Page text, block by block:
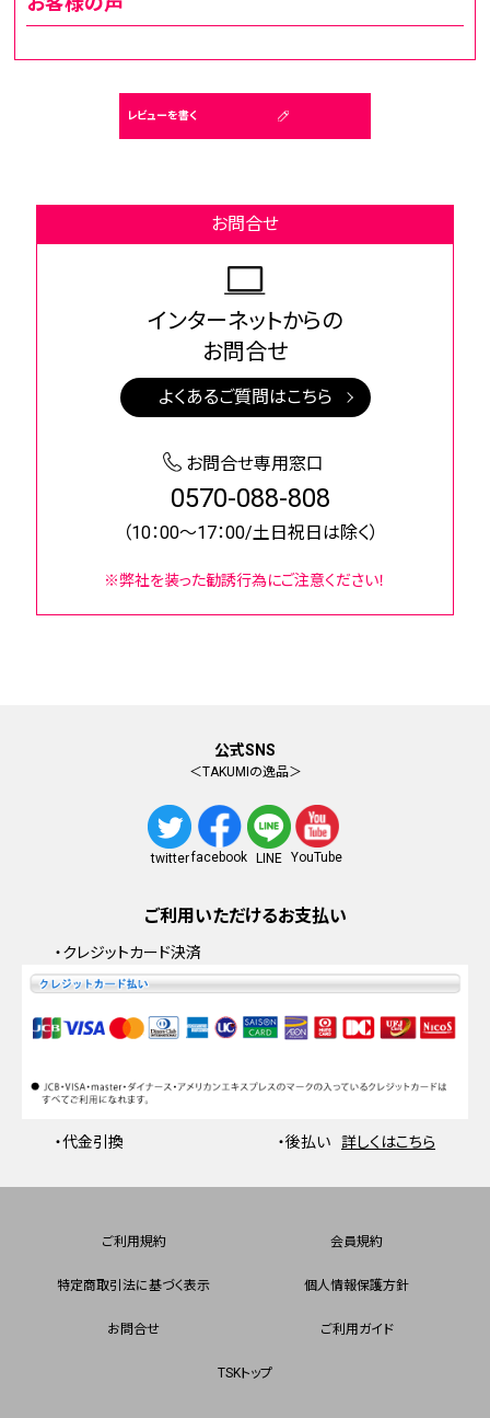
レビューを書く
お問合せ
インターネットからの
お問合せ
よくあるご質問はこちら
お問合せ専用窓口
0570-088-808
（10：00～17：00/土日祝日は除く）
※弊社を装った勧誘行為にご注意ください！
公式SNS
＜TAKUMIの逸品＞
twitterfacebook LINE YouTube
ご利用いただけるお支払い
・クレジットカード決済
・代金引換 ・後払い 詳しくはこちら
ご利用規約 会員規約
特定商取引法に基づく表示 個人情報保護方針
お問合せ ご利用ガイド
TSKトップ